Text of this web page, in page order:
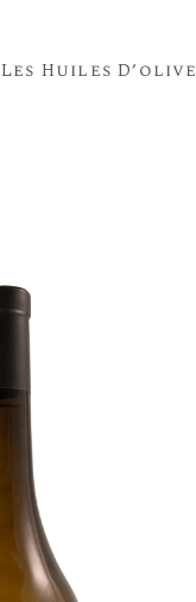
Les Huiles D’olive